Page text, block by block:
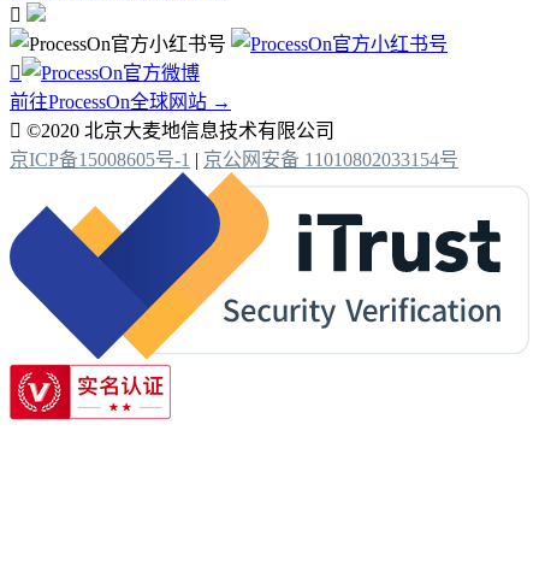


前往ProcessOn全球网站 →
 ©2020 北京大麦地信息技术有限公司
京ICP备15008605号-1 | 京公网安备 11010802033154号